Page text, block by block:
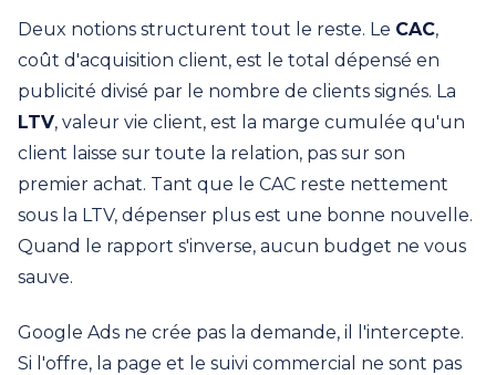
Deux notions structurent tout le reste. Le CAC,
coût d'acquisition client, est le total dépensé en
publicité divisé par le nombre de clients signés. La
LTV, valeur vie client, est la marge cumulée qu'un
client laisse sur toute la relation, pas sur son
premier achat. Tant que le CAC reste nettement
sous la LTV, dépenser plus est une bonne nouvelle.
Quand le rapport s'inverse, aucun budget ne vous
sauve.
Google Ads ne crée pas la demande, il l'intercepte.
Si l'offre, la page et le suivi commercial ne sont pas